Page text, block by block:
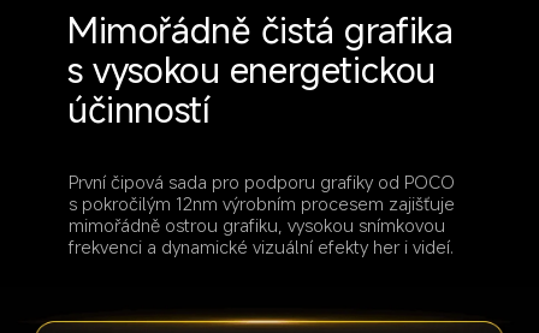
Mimořádně čistá grafika
s vysokou energetickou
účinností
První čipová sada pro podporu grafiky od POCO
s pokročilým 12nm výrobním procesem zajišťuje
mimořádně ostrou grafiku, vysokou snímkovou
frekvenci a dynamické vizuální efekty her i videí.